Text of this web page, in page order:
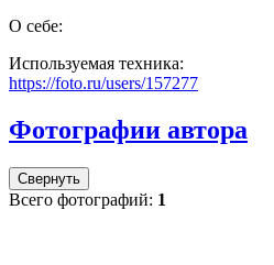
О себе:
Используемая техника:
https://foto.ru/users/157277
Фотографии автора
Свернуть
Всего фотографий: 1